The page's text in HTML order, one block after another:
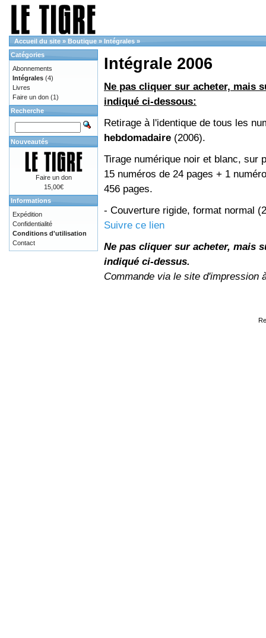
Accueil du site » Boutique » Intégrales »
Intégrale 2006
Ne pas cliquer sur acheter, mais
indiqué ci-dessous:
Retirage à l'identique de tous les
hebdomadaire (2006).
Tirage numérique noir et blanc, sur
15 numéros de 24 pages + 1
456 pages.
- Couverture rigide, format normal
Suivre ce lien
Ne pas cliquer sur acheter, mais
indiqué ci-dessus.
Commande via le site d'impression
Catégories
Abonnements
Intégrales (4)
Livres
Faire un don (1)
Recherche
Nouveautés
Faire un don
15,00€
Informations
Expédition
Confidentialité
Conditions d'utilisation
Contact